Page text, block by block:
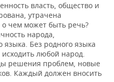
власть, общество и
утрачена
о чем может быть речь?
народа,
языка. Без родного языка
любой народ.
решения проблем, новые
Каждый должен вносить